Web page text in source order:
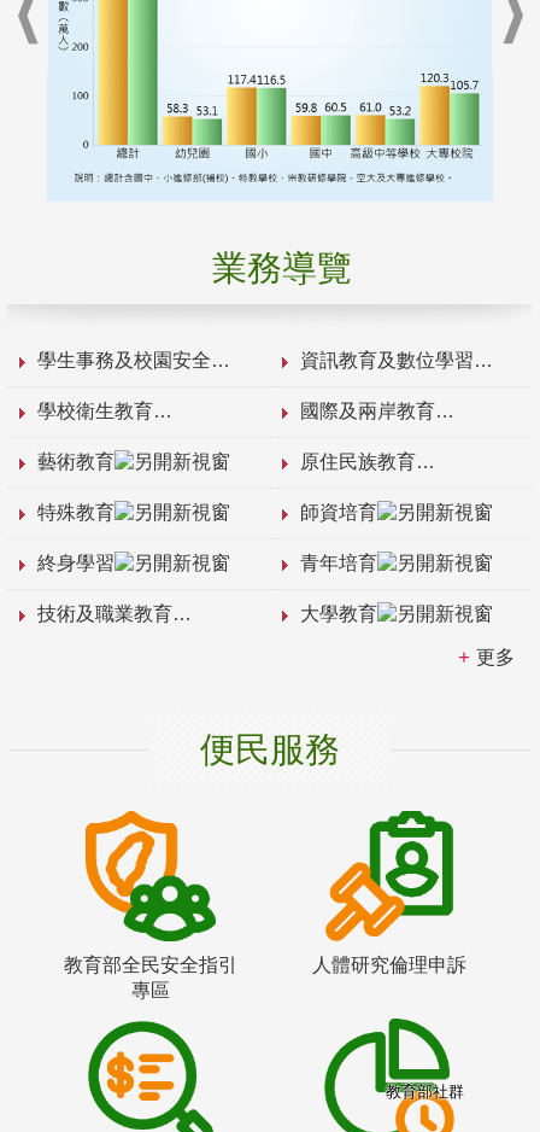
業務導覽
學生事務及校園安全 資訊教育及數位學習
學校衛生教育 國際及兩岸教育
藝術教育 原住民族教育
特殊教育 師資培育
終身學習 青年培育
技術及職業教育 大學教育
更多
便民服務
教育部全民安全指引
專區
人體研究倫理申訴
教育部社群